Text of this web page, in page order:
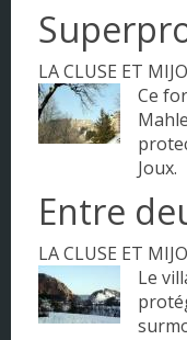
Provence - Alpes -
Rhône-Alpes
LA CLUSE ET
Ce
Joux.
Entre
LA CLUSE ET
Le